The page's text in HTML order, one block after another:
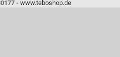
-www.teboshop.de